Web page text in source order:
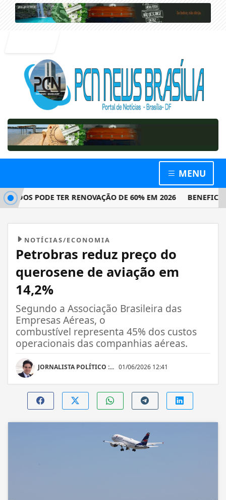
MENU
PODE TER RENOVAÇÃO DE 60% EM 2026
NOTÍCIAS/ECONOMIA
Petrobras reduz preço do
querosene de aviação em
14,2%
Segundo a Associação Brasileira das
Empresas Aéreas, o
combustível representa 45% dos custos
operacionais das companhias aéreas.
JORNALISTA POLÍTICO :... 01/06/2026 12:41